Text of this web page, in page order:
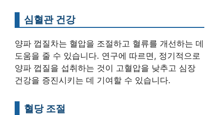
심혈관 건강
양파 껍질차는 혈압을 조절하고 혈류를 개선하는 데
도움을 줄 수 있습니다. 연구에 따르면, 정기적으로
양파 껍질을 섭취하는 것이 고혈압을 낮추고 심장
건강을 증진시키는 데 기여할 수 있습니다.
혈당 조절